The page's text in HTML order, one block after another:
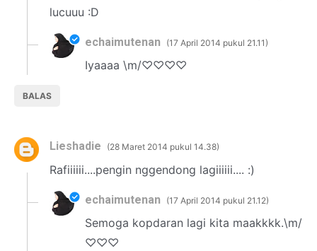
lucuuu :D
BALAS
echaimutenan 17 April 2014 pukul 21.11
Iyaaaa \m/♡♡♡♡
Lieshadie 28 Maret 2014 pukul 14.38
Rafiiiiii....pengin nggendong lagiiiiii.... :)
echaimutenan 17 April 2014 pukul 21.12
Semoga kopdaran lagi kita maakkkk.\m/
♡♡♡